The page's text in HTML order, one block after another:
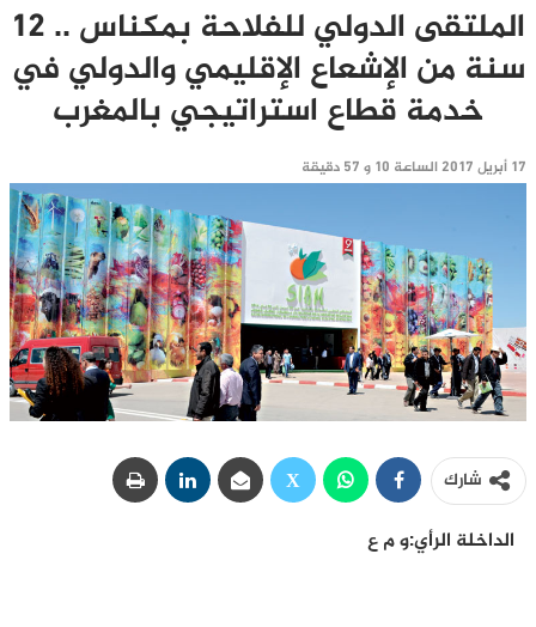
الملتقى الدولي للفلاحة بمكناس .. 12
سنة من الإشعاع الإقليمي والدولي في
خدمة قطاع استراتيجي بالمغرب
17 أبريل 2017 الساعة 10 و 57 دقيقة
شارك
الداخلة الرأي:و م ع